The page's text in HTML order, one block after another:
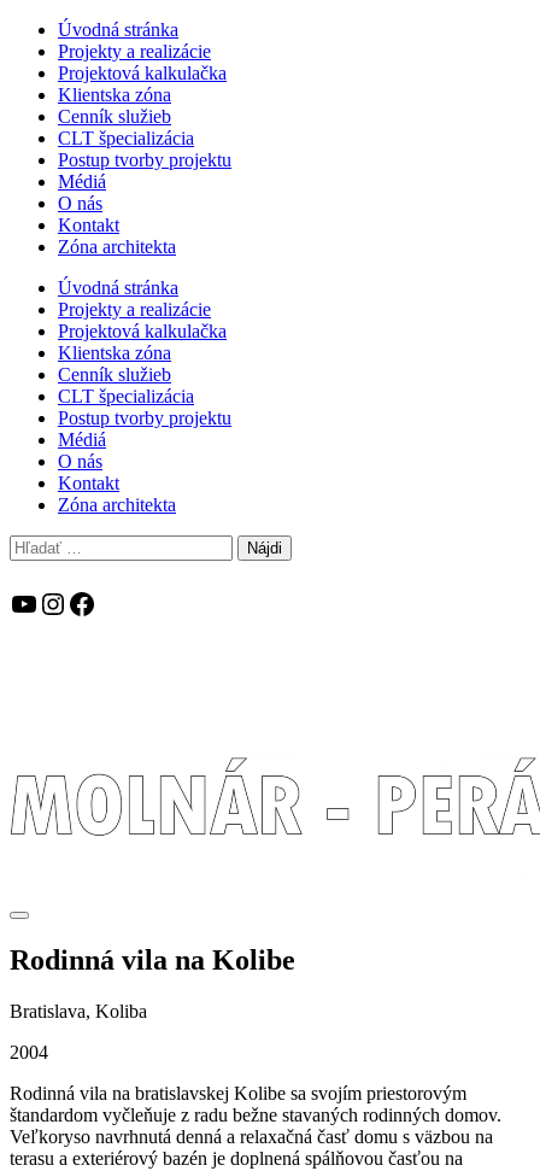
Úvodná stránka
Projekty a realizácie
Projektová kalkulačka
Klientska zóna
Cenník služieb
CLT špecializácia
Postup tvorby projektu
Médiá
O nás
Kontakt
Zóna architekta
Úvodná stránka
Projekty a realizácie
Projektová kalkulačka
Klientska zóna
Cenník služieb
CLT špecializácia
Postup tvorby projektu
Médiá
O nás
Kontakt
Zóna architekta
Hľadať:
YouTube
Instagram
Facebook
Rodinná vila na Kolibe
Bratislava, Koliba
2004
Rodinná vila na bratislavskej Kolibe sa svojím priestorovým
štandardom vyčleňuje z radu bežne stavaných rodinných domov.
Veľkoryso navrhnutá denná a relaxačná časť domu s väzbou na
terasu a exteriérový bazén je doplnená spálňovou časťou na